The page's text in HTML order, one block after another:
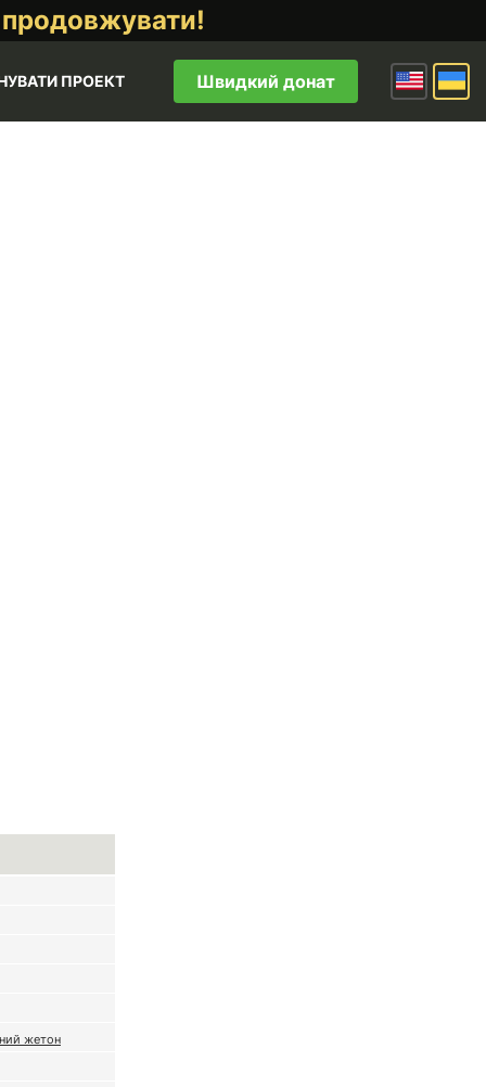
ПРОЕКТ Швидкий донат
жетон